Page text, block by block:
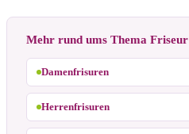
Mehr rund ums Thema Friseur
Damenfrisuren
Herrenfrisuren